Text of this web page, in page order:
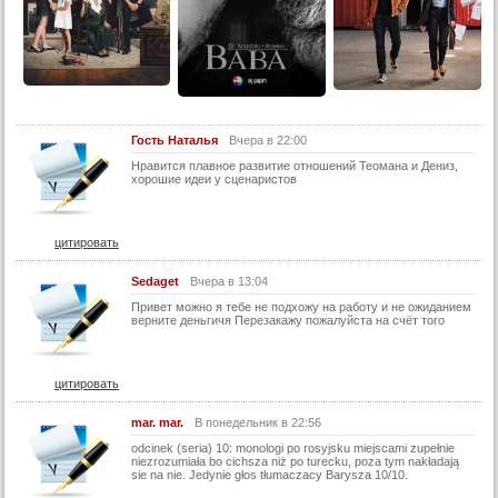
Гость Наталья
Вчера в 22:00
Нравится плавное развитие отношений Теомана и Дениз,
хорошие идеи у сценаристов
цитировать
Sedaget
Вчера в 13:04
Привет можно я тебе не подхожу на работу и не ожиданием
верните деньгичя Перезакажу пожалуйста на счёт того
цитировать
mar. mar.
В понедельник в 22:56
odcinek (seria) 10: monologi po rosyjsku miejscami zupełnie
niezrozumiała bo cichsza niż po turecku, poza tym nakładają
sie na nie. Jedynie głos tłumaczacy Barysza 10/10.